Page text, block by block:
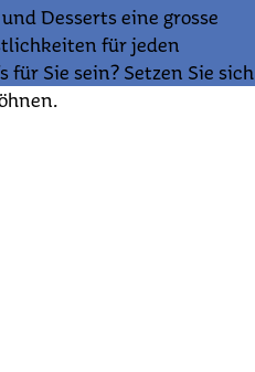
Desserts eine grosse
für jeden
für Sie sein? Setzen Sie sich